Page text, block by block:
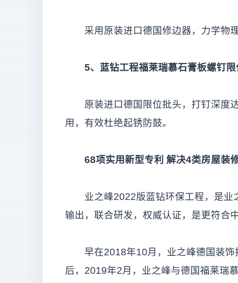
采用原装进口德国修边器，力学物理
5、蓝钻工程福莱瑞慕石膏板螺钉
原装进口德国限位批头，打钉深度达
用，有效杜绝起锈防鼓。
68项实用新型专利 解决4类房屋装
业之峰2022版蓝钻环保工程，是业
输出，联合研发，权威认证，是更符合
早在2018年10月，业之峰德国装饰
后，2019年2月，业之峰与德国福莱瑞